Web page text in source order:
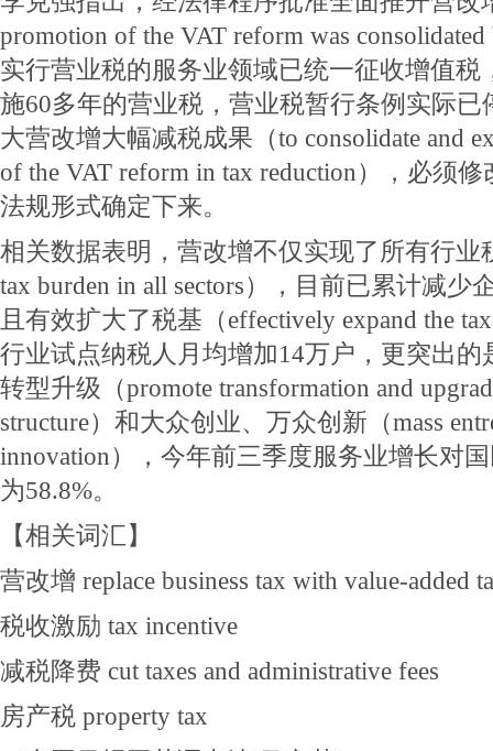
promotion of the VAT reform was
实行营业税的服务业领域已统一征收增值税
施60多年的营业税，营业税暂行条例实际
大营改增大幅减税成果（to consolidate and
of the VAT reform in tax reduction），必须
法规形式确定下来。
相关数据表明，营改增不仅实现了所有行业
tax burden in all sectors），目前已累计减少
且有效扩大了税基（effectively expand the
行业试点纳税人月均增加14万户，更突出
转型升级（promote transformation and
structure）和大众创业、万众创新（mass
innovation），今年前三季度服务业增长对
为58.8%。
【相关词汇】
营改增 replace business tax with value-added
税收激励 tax incentive
减税降费 cut taxes and administrative fees
房产税 property tax